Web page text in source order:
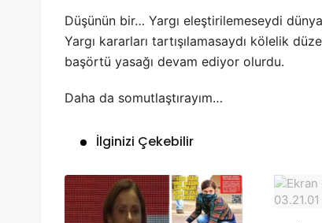
Düşünün bir… Yargı eleştirilemeseydi
Yargı kararları tartışılamasaydı kölelik
başörtü yasağı devam ediyor olurdu.
Daha da somutlaştırayım…
İlginizi Çekebilir